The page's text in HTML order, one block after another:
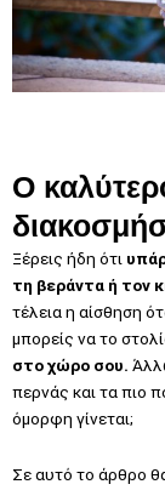
Ο
Ξέρεις ήδη ότι
τη βεράντα ή τον
τέλεια η αίσθηση
μπορείς να το
στο χώρο σου.
περνάς και τα πιο
όμορφη γίνεται;
Σε αυτό το άρθρο